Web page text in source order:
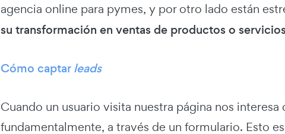
agencia online para pymes, y por otro lado están
su transformación en ventas de productos o
Cómo captarleads
Cuando un usuario visita nuestra página nos
fundamentalmente, a través de un formulario. Esto